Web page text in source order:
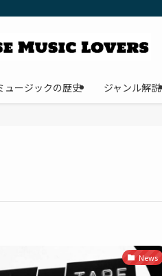
ュージックの歴史 ジャンル解説
News